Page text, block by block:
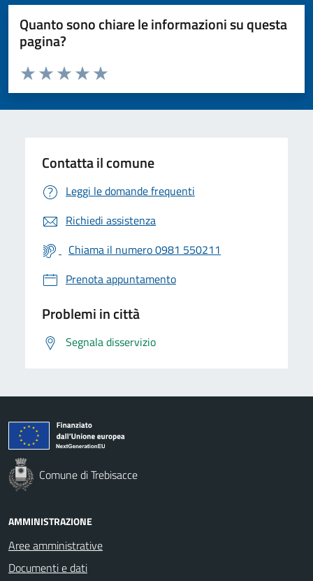
Quanto sono chiare le informazioni su questa
pagina?
Valuta da 1 a 5 stelle la pagina
Valuta 5 stelle su 5
Valuta 4 stelle su 5
Valuta 3 stelle su 5
Valuta 2 stelle su 5
Valuta 1 stelle su 5
Contatta il comune
Leggi le domande frequenti
Richiedi assistenza
Chiama il numero 0981 550211
Prenota appuntamento
Problemi in città
Segnala disservizio
Comune di Trebisacce
AMMINISTRAZIONE
Aree amministrative
Documenti e dati